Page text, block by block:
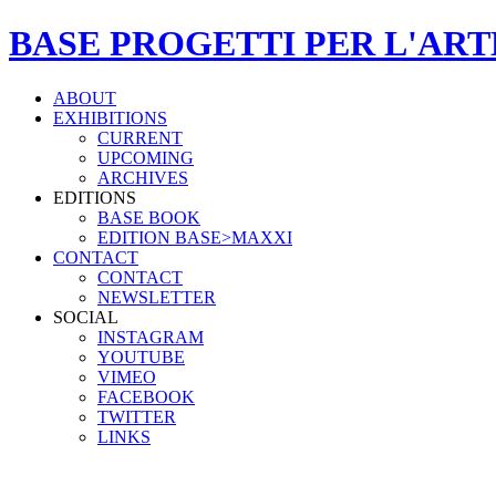
BASE PROGETTI PER
ABOUT
EXHIBITIONS
CURRENT
UPCOMING
ARCHIVES
EDITIONS
BASE BOOK
EDITION BASE>MAXXI
CONTACT
CONTACT
NEWSLETTER
SOCIAL
INSTAGRAM
YOUTUBE
VIMEO
FACEBOOK
TWITTER
LINKS